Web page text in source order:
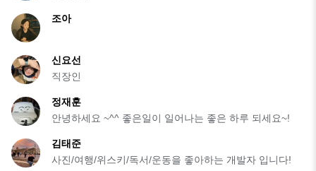
조아
신요선
직장인
정재훈
안녕하세요 ~^^ 좋은일이 일어나는 좋은 하루 되세요~!
김태준
사진/여행/위스키/독서/운동을 좋아하는 개발자 입니다!